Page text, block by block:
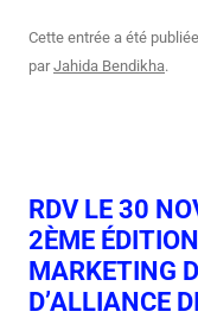
Cette entrée a été
parJahida Bendikha.
RDV LE 30
2ÈME
MARKETING
D’ALLIANCE